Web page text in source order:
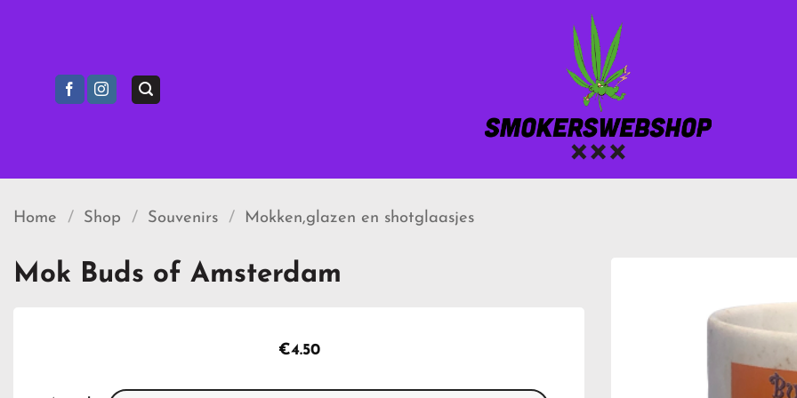
Home / Shop / Souvenirs / Mokken,glazen en shotglaasjes
Mok Buds of Amsterdam
€4.50